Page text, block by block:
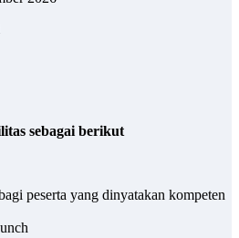
sebagai berikut
peserta yang dinyatakan kompeten